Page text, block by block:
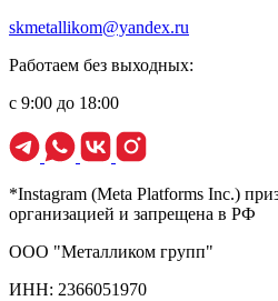
skmetallikom@yandex.ru
Работаем без выходных:
с 9:00 до 18:00
*Instagram (Meta Platforms Inc.)
организацией и запрещена в РФ
ООО "Металликом групп"
ИНН: 2366051970